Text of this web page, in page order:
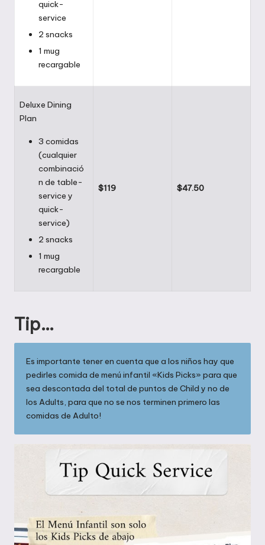
quick-
service
2 snacks
1 mug
recargable
Deluxe Dining
Plan
3 comidas
(cualquier
combinació
n de table-
service y
quick-
service)
2 snacks
1 mug
recargable
$119 $47.50
Tip…
Es importante tener en cuenta que a los niños hay que
pedirles comida de menú infantil «Kids Picks» para que
sea descontada del total de puntos de Child y no de
los Adults, para que no se nos terminen primero las
comidas de Adulto!